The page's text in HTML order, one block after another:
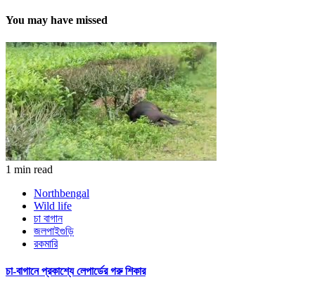
You may have missed
1 min read
Northbengal
Wild life
চা বাগান
জলপাইগুড়ি
রকমারি
চা-বাগানে প্রকাশ্যে লেপার্ডের গরু শিকার